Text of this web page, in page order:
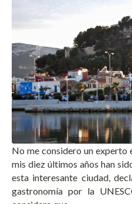
No me considero un experto
mis diez últimos años han
esta interesante ciudad,
gastronomía por la